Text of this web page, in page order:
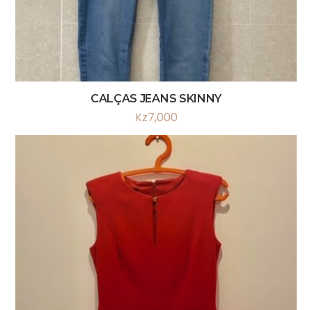
CALÇAS JEANS SKINNY
Kz7,000